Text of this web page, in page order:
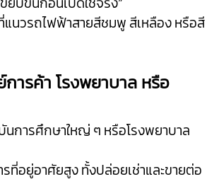
แนวรถไฟฟ้าสายสีชมพู สีเหลือง หรือสี
การค้า โรงพยาบาล หรือ
การศึกษาใหญ่ ๆ หรือโรงพยาบาล
ที่อยู่อาศัยสูง ทั้งปล่อยเช่าและขายต่อ